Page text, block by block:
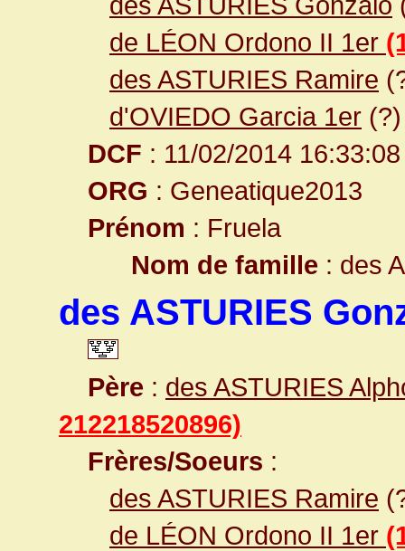
de LÉON Ordono II 1er
des ASTURIES Ramire
d'OVIEDO Garcia 1er (?)
DCF : 11/02/2014 16:33:08
ORG : Geneatique2013
Prénom : Fruela
Nom de famille : des
des ASTURIES
Père : des ASTURIES
212218520896)
Frères/Soeurs :
des ASTURIES Ramire
de LÉON Ordono II 1er